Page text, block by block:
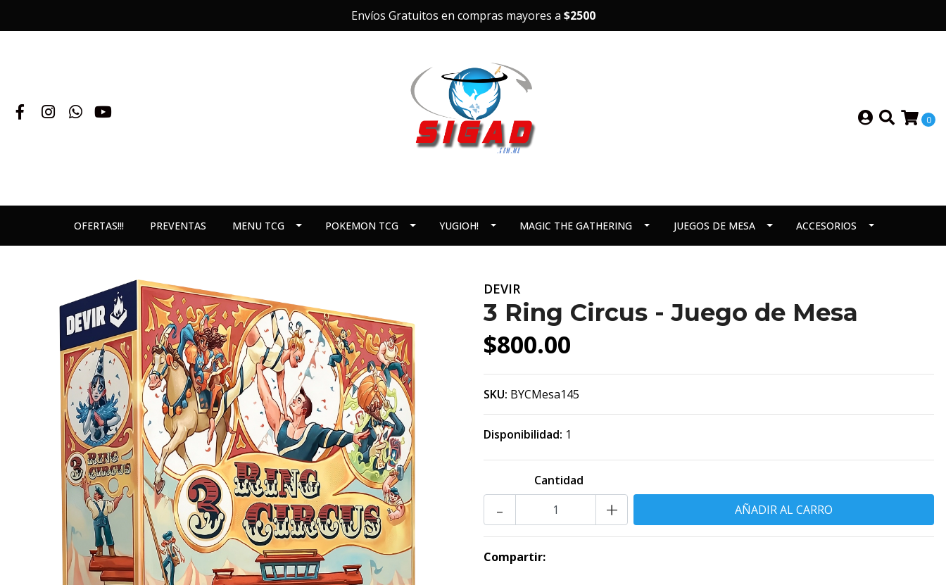
Envíos Gratuitos en compras mayores a $2500
0
OFERTAS!!! PREVENTAS MENU TCG POKEMON TCG YUGIOH! MAGIC THE GATHERING JUEGOS DE MESA ACCESORIOS
DEVIR
3 Ring Circus - Juego de Mesa
$800.00
SKU: BYCMesa145
Disponibilidad: 1
Cantidad
+
-
Compartir: